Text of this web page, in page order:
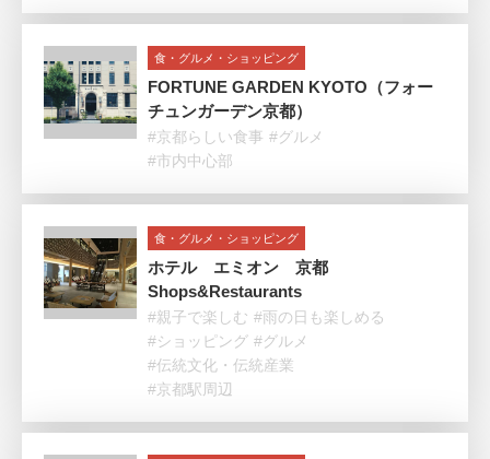
食・グルメ・ショッピング
FORTUNE GARDEN KYOTO（フォー
チュンガーデン京都）
#京都らしい食事 #グルメ
#市内中心部
食・グルメ・ショッピング
ホテル エミオン 京都
Shops&Restaurants
#親子で楽しむ #雨の日も楽しめる
#ショッピング #グルメ
#伝統文化・伝統産業
#京都駅周辺